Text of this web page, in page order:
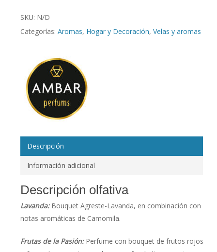
SKU: N/D
Categorías: Aromas, Hogar y Decoración, Velas y aromas
Descripción
Información adicional
Descripción olfativa
Lavanda: Bouquet Agreste-Lavanda, en combinación con
notas aromáticas de Camomila.
Frutas de la Pasión:Perfume con bouquet de frutos rojos